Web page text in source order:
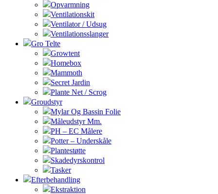
Opvarmning
Ventilationskit
Ventilator / Udsug
Ventilationsslanger
Gro Telte
Growtent
Homebox
Mammoth
Secret Jardin
Plante Net / Scrog
Groudstyr
Mylar Og Bassin Folie
Måleudstyr Mm.
PH – EC Målere
Potter – Underskåle
Plantestøtte
Skadedyrskontrol
Tasker
Efterbehandling
Ekstraktion